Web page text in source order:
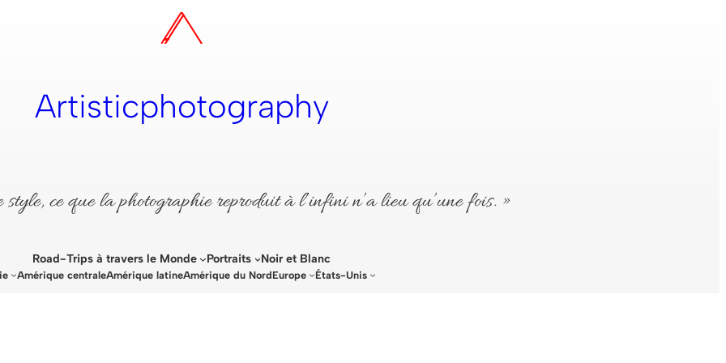
Artisticphotography
ce que la photographie reproduit à l’infini n’a lieu qu’une fois. »
Road-Trips à travers le Monde Portraits Noir et Blanc
Amérique centraleAmérique latineAmérique du NordEurope États-Unis